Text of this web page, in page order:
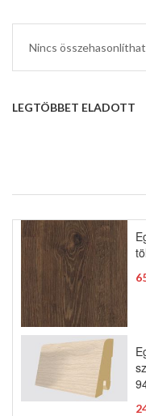
Nincs
LEGTÖBBET ELADOTT